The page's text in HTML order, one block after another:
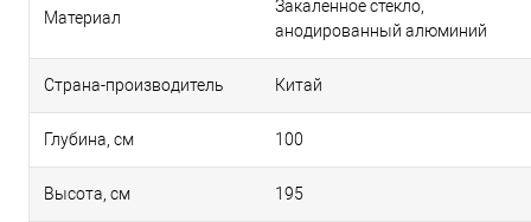
Материал
Закаленное стекло,
анодированный алюминий
Страна-производитель Китай
Глубина, см 100
Высота, см 195